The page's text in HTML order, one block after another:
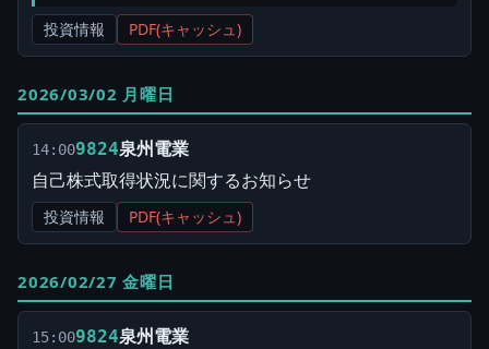
投資情報 PDF(キャッシュ)
2026/03/02 月曜日
14:009824泉州電業
自己株式取得状況に関するお知らせ
投資情報 PDF(キャッシュ)
2026/02/27 金曜日
15:009824泉州電業